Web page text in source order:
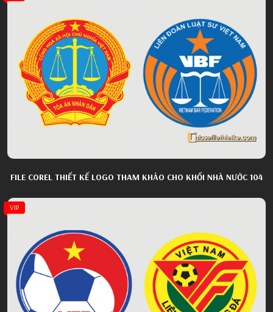
FILE COREL THIẾT KẾ LOGO THAM KHẢO CHO KHỐI NHÀ NƯỚC 104
VIP